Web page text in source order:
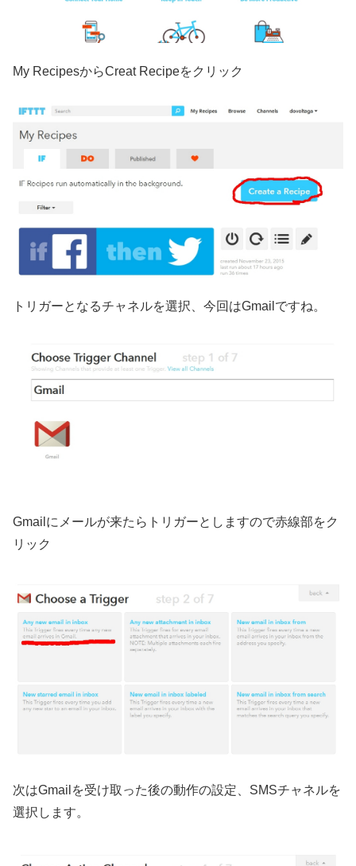
My RecipesからCreat Recipeをクリック
トリガーとなるチャネルを選択、今回はGmailですね。
Gmailにメールが来たらトリガーとしますので赤線部をク
リック
次はGmailを受け取った後の動作の設定、SMSチャネルを
選択します。